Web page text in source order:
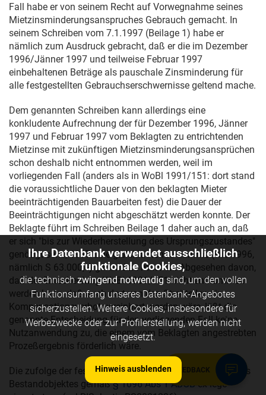
FEEDBACK
Fall habe er von seinem Recht auf Vorwegnahme seines
Mietzinsminderungsanspruches Gebrauch gemacht. In
seinem Schreiben vom 7.1.1997 (Beilage 1) habe er
nämlich zum Ausdruck gebracht, daß er die im Dezember
1996/Jänner 1997 und teilweise Februar 1997
einbehaltenen Beträge als pauschale Zinsminderung für
alle festgestellten Gebrauchserschwernisse geltend mache.
Dem genannten Schreiben kann allerdings eine
konkludente Aufrechnung der für Dezember 1996, Jänner
1997 und Februar 1997 vom Beklagten zu entrichtenden
Mietzinse mit zukünftigen Mietzinsminderungsansprüchen
schon deshalb nicht entnommen werden, weil im
vorliegenden Fall (anders als in WoBl 1991/151: dort stand
die voraussichtliche Dauer von den beklagten Mieter
beeinträchtigenden Bauarbeiten fest) die Dauer der
Beeinträchtigungen nicht abgeschätzt werden konnte. Der
Beklagte führt im Schreiben Beilage 1 daher auch an, daß
er sich "bis zur Wiederherstellung des Ursprungszustandes"
genötigt sehe, 1997 eine gleichlautende Summe (wie 1996,
nämlich S 63.000,--) geltend zu machen. Abgesehen davon,
daß der Entscheidung WoBl 1991/151 nicht entnommen
werden kann, daß auch dort von den Streitteilen ein
Kompensationsverbot vereinbart worden wäre, läßt die
genannte Entscheidung für den vorliegenden Fall keine
Nutzanwendung zu, die einem vom Beklagten angestrebten
Prozeßergebnis förderlich wäre.
Die zufolge der festgestellten Gebrauchsminderungen des
Bestandobjektes gemäß§ 1096 Abs 1 ABGBex lege
Ihre Datenbank verwendet ausschließlich
funktionale Cookies,
die technischzwingend notwendigsind, um den vollen
Funktionsumfang unseres Datenbank-Angebotes
sicherzustellen. Weitere Cookies, insbesondere für
Werbezwecke oder zur Profilerstellung, werden nicht
eingesetzt.
Hinweis ausblenden